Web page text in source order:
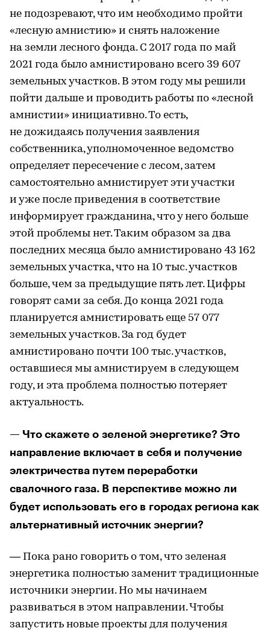
не подозревают, что им необходимо пройти
«лесную амнистию» и снять наложение
на земли лесного фонда. С 2017 года по май
2021 года было амнистировано всего 39 607
земельных участков. В этом году мы решили
пойти дальше и проводить работы по «лесной
амнистии» инициативно. То есть,
не дожидаясь получения заявления
собственника, уполномоченное ведомство
определяет пересечение с лесом, затем
самостоятельно амнистирует эти участки
и уже после приведения в соответствие
информирует гражданина, что у него больше
этой проблемы нет. Таким образом за два
последних месяца было амнистировано 43 162
земельных участка, что на 10 тыс. участков
больше, чем за предыдущие пять лет. Цифры
говорят сами за себя. До конца 2021 года
планируется амнистировать еще 57 077
земельных участков. За год будет
амнистировано почти 100 тыс. участков,
оставшиеся мы амнистируем в следующем
году, и эта проблема полностью потеряет
актуальность.
— Что скажете о зеленой энергетике? Это
направление включает в себя и получение
электричества путем переработки
свалочного газа. В перспективе можно ли
будет использовать его в городах региона как
альтернативный источник энергии?
— Пока рано говорить о том, что зеленая
энергетика полностью заменит традиционные
источники энергии. Но мы начинаем
развиваться в этом направлении. Чтобы
запустить новые проекты для получения